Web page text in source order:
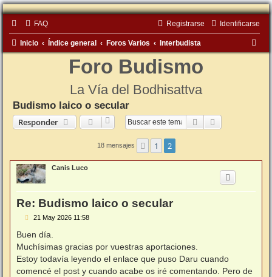
FAQ Identificarse
Registrarse
Inicio Índice general Foros Varios Interbudista
Foro Budismo
La Vía del Bodhisattva
Budismo laico o secular
Responder
Buscar
18 mensajes Anterior
1 2
Canis Luco
Re: Budismo laico o secular
M
n
a
j
e
21 May 2026 11:58
Buen día.
Muchísimas gracias por vuestras aportaciones.
Estoy todavía leyendo el enlace que puso Daru cuando
comencé el post y cuando acabe os iré comentando. Pero de